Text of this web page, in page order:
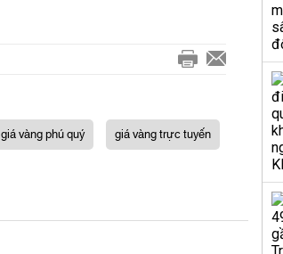
giá vàng phú quý
giá vàng trực tuyến